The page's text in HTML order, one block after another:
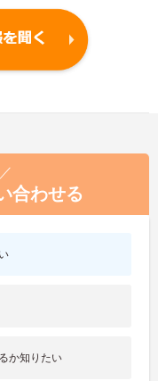
合わせる
か知りたい